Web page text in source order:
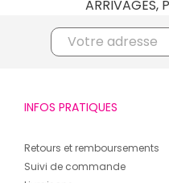
ARRIVAGES,
INFOS PRATIQUES
Retours et remboursements
Suivi de commande